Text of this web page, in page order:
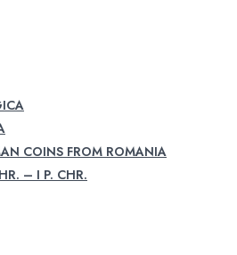
COINS FROM ROMANIA
– I P. CHR.